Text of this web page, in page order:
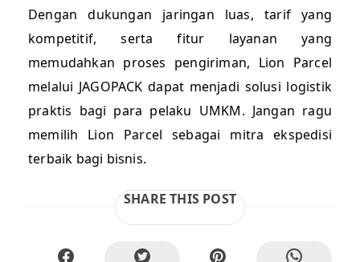
Dengan dukungan jaringan luas, tarif yang
kompetitif, serta fitur layanan yang
memudahkan proses pengiriman, Lion Parcel
melalui JAGOPACK dapat menjadi solusi logistik
praktis bagi para pelaku UMKM. Jangan ragu
memilih Lion Parcel sebagai mitra ekspedisi
terbaik bagi bisnis.
SHARE THIS POST